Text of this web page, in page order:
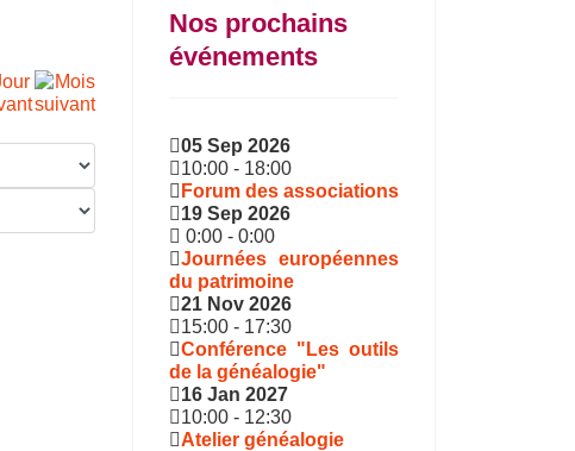
Nos prochains
événements
05 Sep 2026
10:00 - 18:00
Forum des associations
19 Sep 2026
0:00 - 0:00
Journées européennes
du patrimoine
21 Nov 2026
15:00 - 17:30
Conférence "Les outils
de la généalogie"
16 Jan 2027
10:00 - 12:30
Atelier généalogie